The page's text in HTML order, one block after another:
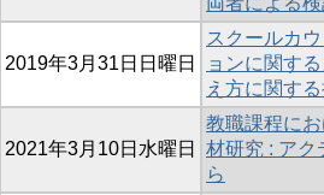
2019年3月31日日曜日
スクールカ
ョンに関す
え方に関す
2021年3月10日水曜日
教職課程に
材研究 : アク
ら